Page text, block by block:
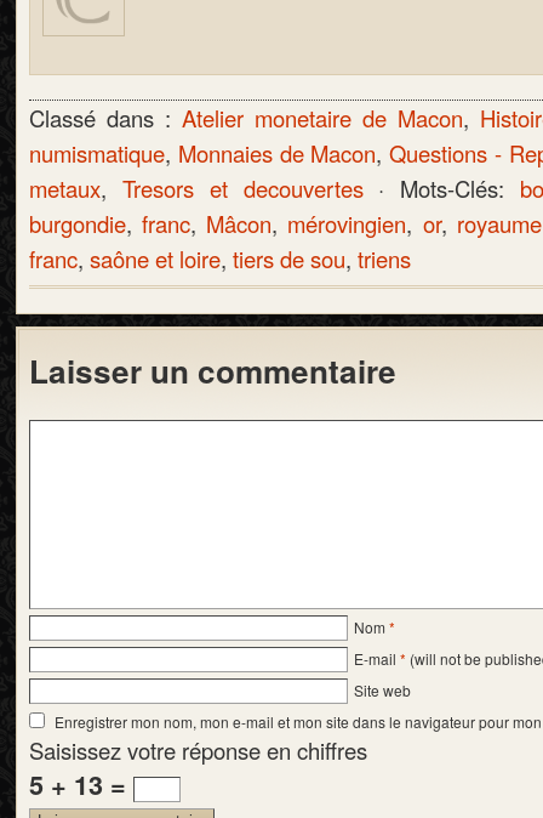
Classé dans : Atelier monetaire de Macon,
numismatique, Monnaies de Macon, Questions -
metaux, Tresors et decouvertes· Mots-Clés:
burgondie,franc, Mâcon, mérovingien, or,
franc, saône et loire, tiers de sou, triens
Laisser un commentaire
Nom *
E-mail * (will not be
Site web
Enregistrer mon nom, mon e-mail et mon site dans le navigateur pour
Saisissez votre réponse en chiffres
5 + 13 =